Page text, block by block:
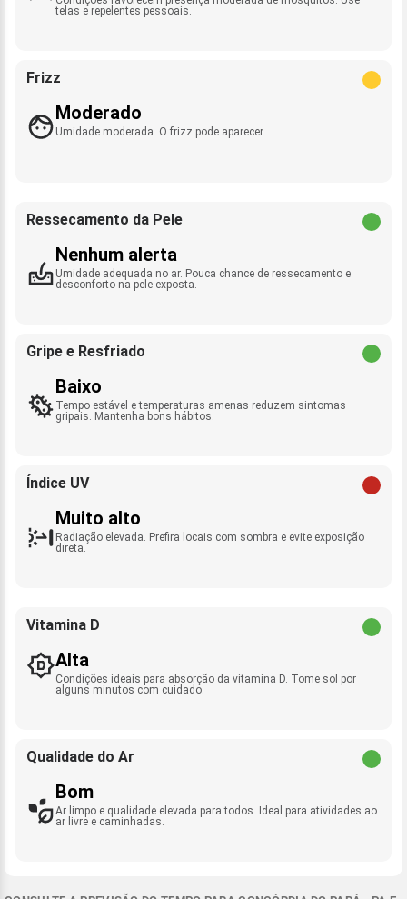
telas e repelentes pessoais.
Frizz
Moderado
Umidade moderada. O frizz pode aparecer.
Ressecamento da Pele
Nenhum alerta
Umidade adequada no ar. Pouca chance de ressecamento e
desconforto na pele exposta.
Gripe e Resfriado
Baixo
Tempo estável e temperaturas amenas reduzem sintomas
gripais. Mantenha bons hábitos.
Índice UV
Muito alto
Radiação elevada. Prefira locais com sombra e evite exposição
direta.
Vitamina D
Alta
Condições ideais para absorção da vitamina D. Tome sol por
alguns minutos com cuidado.
Qualidade do Ar
Bom
Ar limpo e qualidade elevada para todos. Ideal para atividades ao
ar livre e caminhadas.